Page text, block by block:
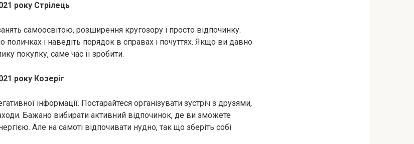
року Стрілець
самоосвітою, розширення кругозору і просто відпочинку.
поличках і наведіть порядок в справах і почуттях. Якщо ви давно
покупку, саме час її зробити.
року Козеріг
інформації. Постарайтеся організувати зустріч з друзями,
Бажано вибирати активний відпочинок, де ви зможете
Але на самоті відпочивати нудно, так що зберіть собі